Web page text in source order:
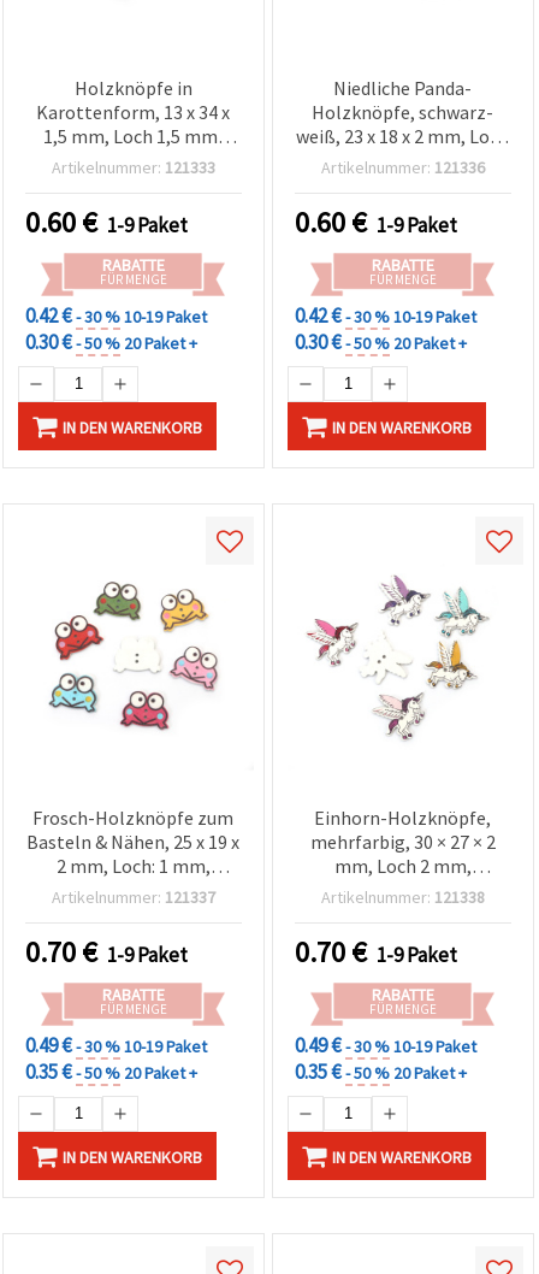
Holzknöpfe in
Karottenform, 13 x 34 x
1,5 mm, Loch 1,5 mm,
Orange, 10er-Pack
Artikelnummer: 121333
0.60€ 1-9 Paket
RABATTE
FÜR MENGE
0.42 €- 30 %10-19 Paket
0.30 €- 50 % 20 Paket +
IN DEN WARENKORB
Niedliche Panda-
Holzknöpfe, schwarz-
weiß, 23 x 18 x 2 mm, Loch
1 mm – Set mit 10 Stück
Schmuckherstellung &
kreative DIY-
Bastelprojekte
Artikelnummer: 121336
0.60€ 1-9 Paket
RABATTE
FÜR MENGE
0.42 €- 30 %10-19 Paket
0.30 €- 50 % 20 Paket +
IN DEN WARENKORB
Frosch-Holzknöpfe zum
Basteln & Nähen, 25 x 19 x
2 mm, Loch: 1 mm,
Mischfarben – 10 Stück
Artikelnummer: 121337
0.70€ 1-9 Paket
RABATTE
FÜR MENGE
0.49 €- 30 %10-19 Paket
0.35 €- 50 % 20 Paket +
IN DEN WARENKORB
Einhorn-Holzknöpfe,
mehrfarbig, 30 × 27 × 2
mm, Loch 2 mm,
gemischte Motive – 10er-
Nähen & Dekorationen
Artikelnummer: 121338
0.70€ 1-9 Paket
RABATTE
FÜR MENGE
0.49 €- 30 %10-19 Paket
0.35 €- 50 % 20 Paket +
IN DEN WARENKORB